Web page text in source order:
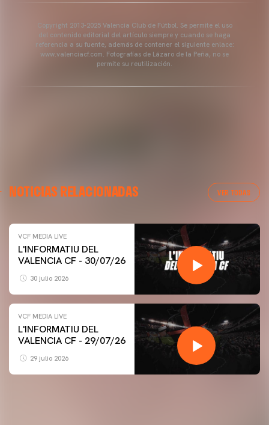
Copyright 2013-2025 Valencia Club de Fútbol. Se permite el uso
del contenido editorial del artículo siempre y cuando se haga
referencia a su fuente, además de contener el siguiente enlace:
www.valenciacf.com. Fotografías de Lázaro de la Peña, no se
permite su reutilización.
NOTICIAS RELACIONADAS VER TODAS
VCF MEDIA LIVE
L'INFORMATIU DEL
VALENCIA CF - 30/07/26
30 julio 2026
VCF MEDIA LIVE
L'INFORMATIU DEL
VALENCIA CF - 29/07/26
29 julio 2026